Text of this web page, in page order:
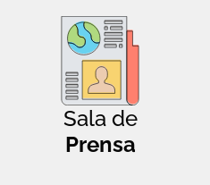
Sala de
Prensa